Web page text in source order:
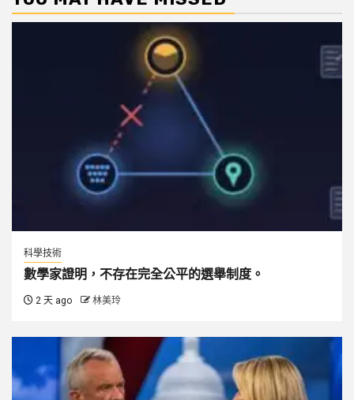
科學技術
數學家證明，不存在完全公平的選舉制度。
2 天 ago 林美玲